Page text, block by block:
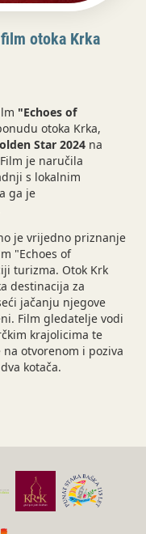
otoka Krka
"Echoes of
otoka Krka,
Star 2024 na
Film je naručila
s lokalnim
ga je
je vrijedno priznanje
"Echoes of
turizma. Otok Krk
destinacija za
jačanju njegove
Film gledatelje vodi
krajolicima te
otvorenom i poziva
kotača.